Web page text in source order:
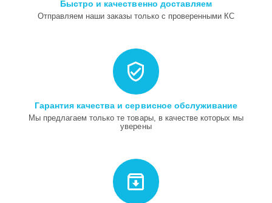
Быстро и качественно доставляем
Отправляем наши заказы только с проверенными КС
Гарантия качества и сервисное обслуживание
Мы предлагаем только те товары, в качестве которых мы
уверены